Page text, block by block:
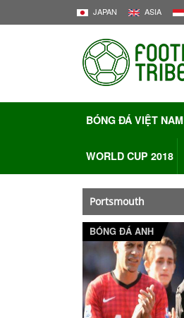
JAPAN ASIA
BÓNG ĐÁ VIỆT NAM
WORLD CUP 2018
Portsmouth
BÓNG ĐÁ ANH